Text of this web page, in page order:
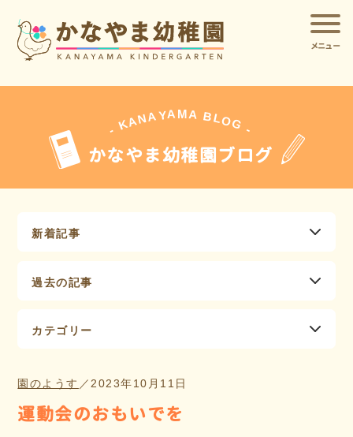
メニュー
- KANAYA MA BLOG -
かなやま幼稚園ブログ
新着記事
過去の記事
カテゴリー
園のようす ／ 2023年10月11日
運動会のおもいでを